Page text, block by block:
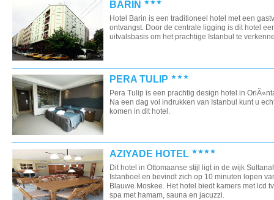
BARIN
Hotel Barin is een traditioneel hotel met een
ontvangst. Door de centrale ligging is dit hotel
uitvalsbasis om het prachtige Istanbul te
PERA TULIP
Pera Tulip is een prachtig design hotel in
Na een dag vol indrukken van Istanbul kunt u
komen in dit hotel.
AZIYADE HOTEL
Dit hotel in Ottomaanse stijl ligt in de wijk
Istanboel en bevindt zich op 10 minuten lopen
Blauwe Moskee. Het hotel biedt kamers met lcd
spa met hamam, sauna en jacuzzi.